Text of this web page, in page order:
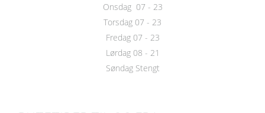
Onsdag 07 - 23
Torsdag 07 - 23
Fredag 07 - 23
Lørdag 08 - 21
Søndag Stengt